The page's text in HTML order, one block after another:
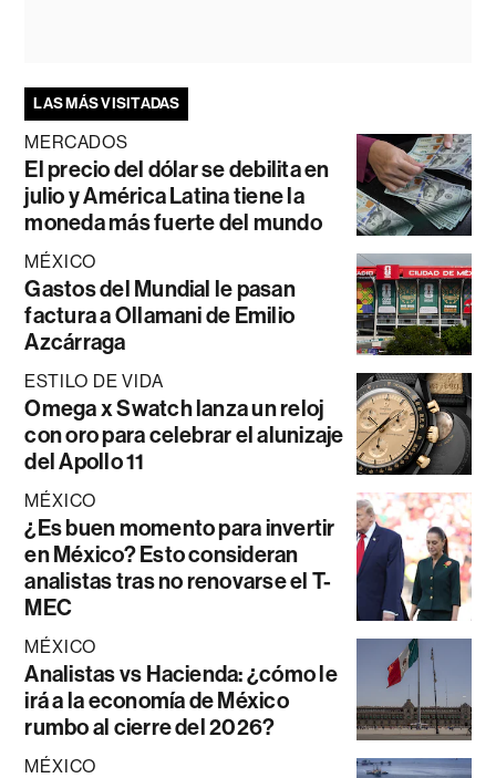
LAS MÁS VISITADAS
MERCADOS
El precio del dólar se debilita en
julio y América Latina tiene la
moneda más fuerte del mundo
MÉXICO
Gastos del Mundial le pasan
factura a Ollamani de Emilio
Azcárraga
ESTILO DE VIDA
Omega x Swatch lanza un reloj
con oro para celebrar el alunizaje
del Apollo 11
MÉXICO
¿Es buen momento para invertir
en México? Esto consideran
analistas tras no renovarse el T-
MEC
MÉXICO
Analistas vs Hacienda: ¿cómo le
irá a la economía de México
rumbo al cierre del 2026?
MÉXICO